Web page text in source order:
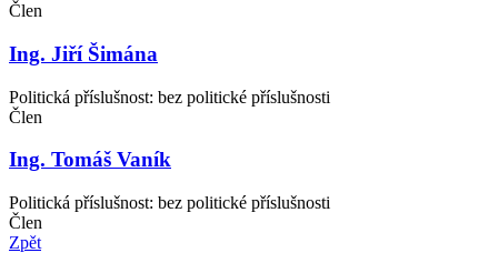
Člen
Ing. Jiří Šimána
Politická příslušnost: bez politické příslušnosti
Člen
Ing. Tomáš Vaník
Politická příslušnost: bez politické příslušnosti
Člen
Zpět